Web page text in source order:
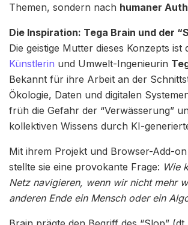
Themen, sondern nach humaner
Die Inspiration: Tega Brain und der
Die geistige Mutter dieses Konzepts ist
Künstlerin und Umwelt-Ingenieurin
Bekannt für ihre Arbeit an der
Ökologie, Daten und digitalen
früh die Gefahr der “Verwässerung”
kollektiven Wissens durch KI-
Mit ihrem Projekt und Browser-Add-on
stellte sie eine provokante Frage: Wie
Netz navigieren, wenn wir nicht mehr
anderen Ende ein Mensch oder ein